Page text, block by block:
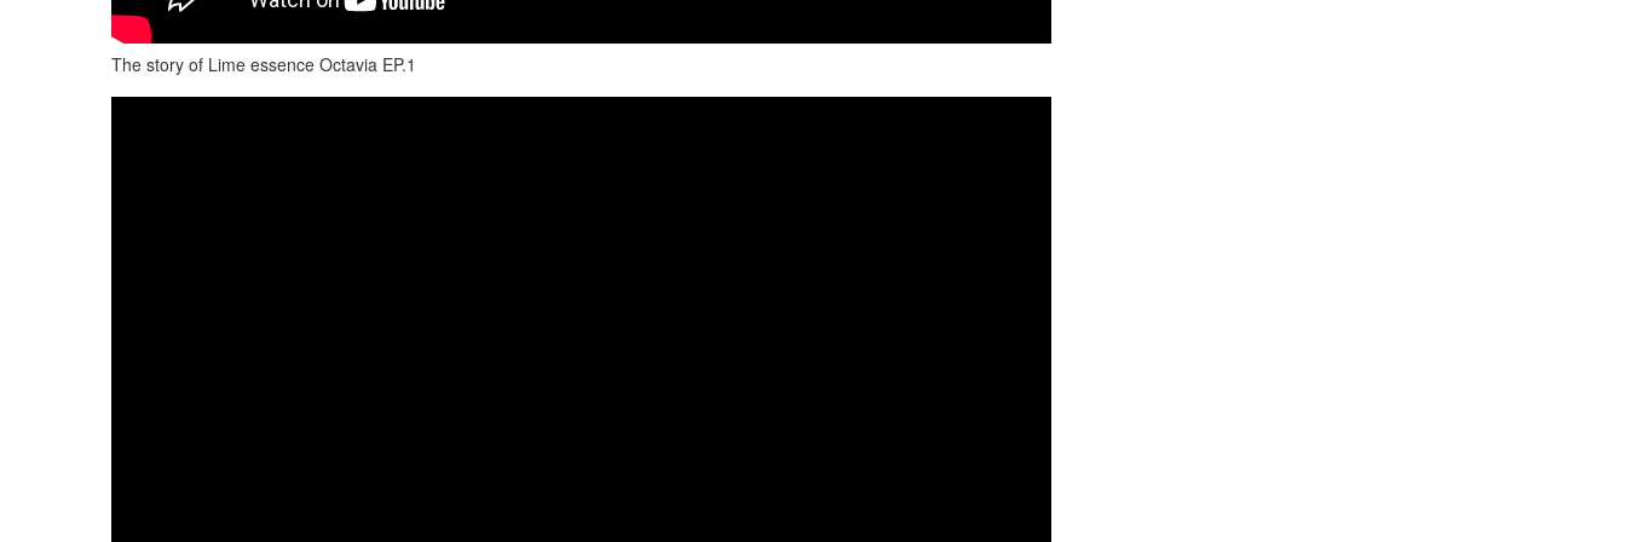
The story of Lime essence Octavia EP.1